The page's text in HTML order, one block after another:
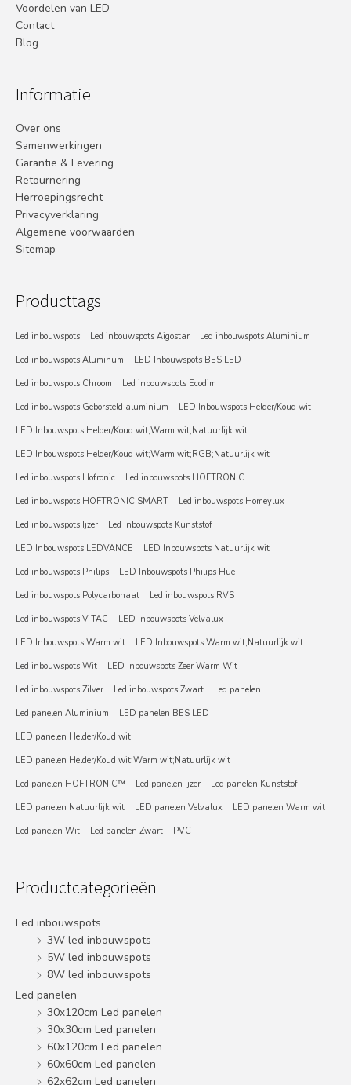
Voordelen van LED
Contact
Blog
Informatie
Over ons
Samenwerkingen
Garantie & Levering
Retournering
Herroepingsrecht
Privacyverklaring
Algemene voorwaarden
Sitemap
Producttags
Led inbouwspots Led inbouwspots Aigostar
Led inbouwspots Aluminium
Led inbouwspots Aluminum
LED Inbouwspots BES LED
Led inbouwspots Chroom
Led inbouwspots Ecodim
Led inbouwspots Geborsteld aluminium
LED Inbouwspots Helder/Koud wit
LED Inbouwspots Helder/Koud wit;Warm wit;Natuurlijk wit
LED Inbouwspots Helder/Koud wit;Warm wit;RGB;Natuurlijk wit
Led inbouwspots Hofronic
Led inbouwspots HOFTRONIC
Led inbouwspots HOFTRONIC SMART
Led inbouwspots Homeylux
Led inbouwspots Ijzer
Led inbouwspots Kunststof
LED Inbouwspots LEDVANCE
LED Inbouwspots Natuurlijk wit
Led inbouwspots Philips
LED Inbouwspots Philips Hue
Led inbouwspots Polycarbonaat
Led inbouwspots RVS
Led inbouwspots V-TAC
LED Inbouwspots Velvalux
LED Inbouwspots Warm wit
LED Inbouwspots Warm wit;Natuurlijk wit
Led inbouwspots Wit
LED Inbouwspots Zeer Warm Wit
Led inbouwspots Zilver
Led inbouwspots Zwart
Led panelen
Led panelen Aluminium
LED panelen BES LED
LED panelen Helder/Koud wit
LED panelen Helder/Koud wit;Warm wit;Natuurlijk wit
Led panelen HOFTRONIC™
Led panelen Ijzer
Led panelen Kunststof
LED panelen Natuurlijk wit
LED panelen Velvalux
LED panelen Warm wit
Led panelen Wit
Led panelen Zwart PVC
Productcategorieën
Led inbouwspots
3W led inbouwspots
5W led inbouwspots
8W led inbouwspots
Led panelen
30x120cm Led panelen
30x30cm Led panelen
60x120cm Led panelen
60x60cm Led panelen
62x62cm Led panelen